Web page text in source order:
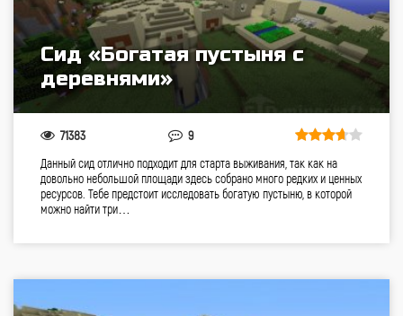
Сид «Богатая пустыня с
деревнями»
71383 9
Данный сид отлично подходит для старта выживания, так как на
довольно небольшой площади здесь собрано много редких и ценных
ресурсов. Тебе предстоит исследовать богатую пустыню, в которой
можно найти три…